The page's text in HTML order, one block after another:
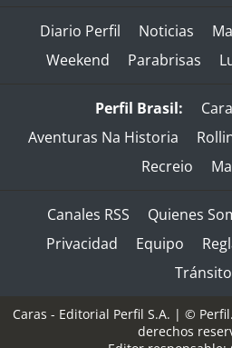
Diario Perfil Noticias
Weekend
Parabrisas
Perfil Brasil:
Aventuras Na Historia
Recreio
Canales RSS Quienes
Privacidad
Equipo
Tránsito
Caras - Editorial Perfil S.A. | ©
derechos